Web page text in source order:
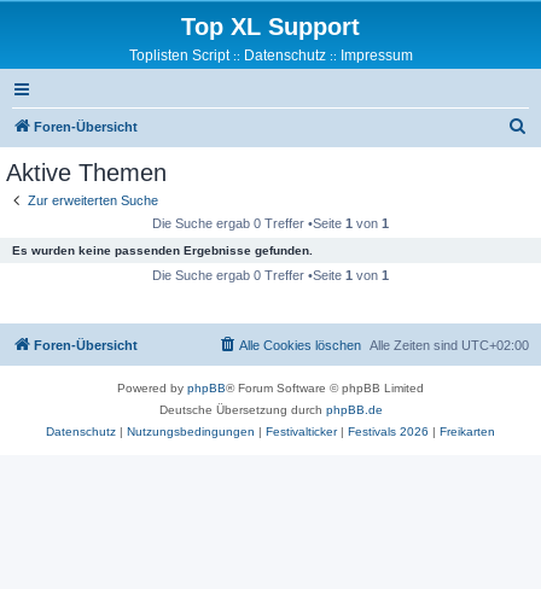
Top XL Support
Toplisten Script:: Datenschutz:: Impressum
Foren-Übersicht
Aktive Themen
Zur erweiterten Suche
Die Suche ergab 0 Treffer •Seite 1 von 1
Es wurden keine passenden Ergebnisse gefunden.
Die Suche ergab 0 Treffer •Seite 1 von 1
Foren-Übersicht Alle Zeiten sind UTC+02:00
Alle Cookies löschen
Powered by phpBB® Forum Software © phpBB Limited
Deutsche Übersetzung durch phpBB.de
Datenschutz | Nutzungsbedingungen | Festivalticker| Festivals 2026 | Freikarten